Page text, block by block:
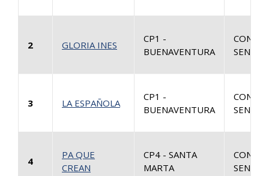
2 GLORIA INES
CP1 -
BUENAVENTURA
3 LA ESPAÑOLA
CP1 -
BUENAVENTURA
4
PA QUE
CREAN
CP4 - SANTA
MARTA